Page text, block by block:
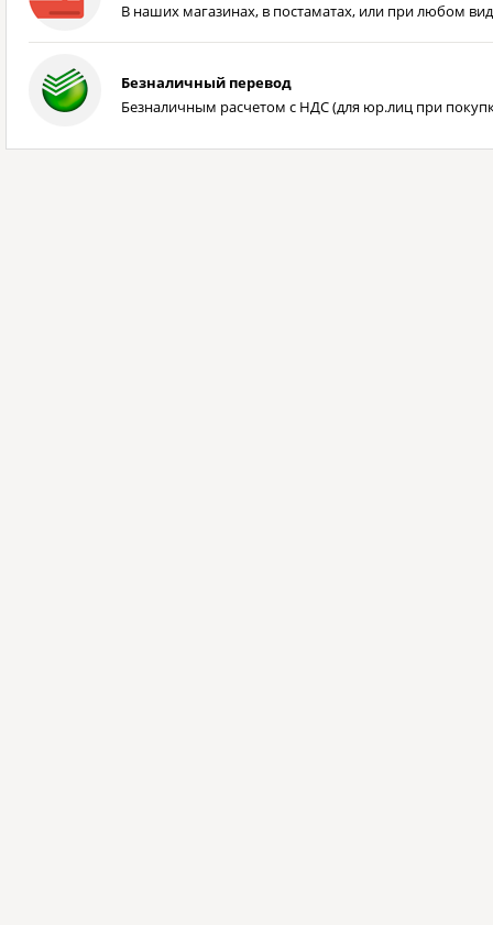
В наших магазинах, в постаматах, или при любом
Безналичный перевод
Безналичным расчетом с НДС (для юр.лиц при